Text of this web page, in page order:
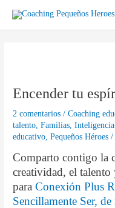
contenido
Encender tu
2 comentarios /Coaching
talento,Familias,Inteligencia
educativo,Pequeños Héroes /
Comparto contigo la
creatividad, el
paraConexión Plus
Sencillamente Ser,